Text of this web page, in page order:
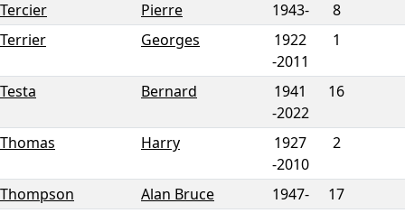
Tercier
Pierre 1943-
8
Terrier
Georges
1922
-2011
1
Testa Bernard
1941
-2022
16
Thomas Harry
1927
-2010
2
Thompson Alan Bruce 1947-
17